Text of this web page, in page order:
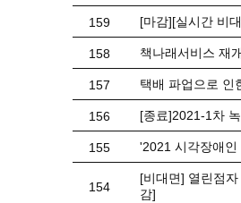
159 [마감][실시간 비
158 책나래서비스 재
157 택배 파업으로 인
156 [종료]2021-1차
155 '2021 시각장애
154
[비대면] 열린점
감]